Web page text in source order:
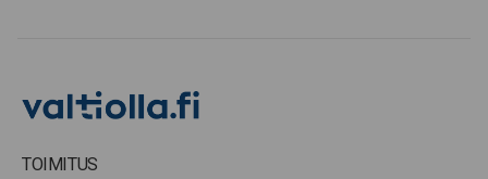
TOIMITUS